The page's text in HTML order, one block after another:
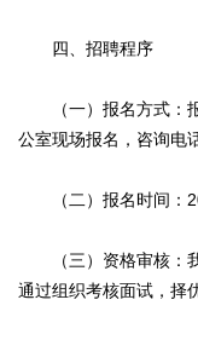
四、招聘程序
（一）报名方式：报
公室现场报名，咨询电
（二）报名时间：
（三）资格审核：我
通过组织考核面试，择